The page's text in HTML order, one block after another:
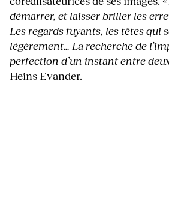
démarrer, et laisser briller les
Les regards fuyants, les têtes qui
légèrement… La recherche de
perfection d’un instant entre
Heins Evander.